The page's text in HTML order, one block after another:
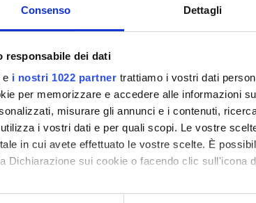
Consenso Dettagli
responsabile dei dati
e i nostri 1022 partner trattiamo i vostri dati
per memorizzare e accedere alle informazioni
misurare gli annunci e i contenuti,
i vostri dati e per quali scopi. Le vostre
in cui avete effettuato le vostre scelte. È
Dichiarazione sui cookie o facendo clic sull'icona
il tuo consenso, vorremmo anche:
Web page:
Product ID:
Handle IRIS:
Deposited On:
Last Modified:
Bibliographic citation: